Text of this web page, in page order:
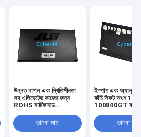
উন্নত নাগাল এবং স্থিতিশীলতা
সহ এলিভেটেড কাজের জন্য
ROHS সার্টিফাইড
সরঞ্জাম যন্ত্রাংশভালো দাম
ইস্পাত এবং
কাঁচি লিফট অংশ
100840GT
ভালো দাম